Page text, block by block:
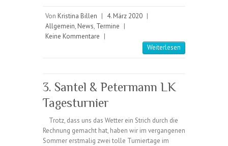
Von Kristina Billen | 4. März 2020 |
Allgemein, News, Termine |
Keine Kommentare |
Weiterlesen
3. Santel & Petermann LK
Tagesturnier
Trotz, dass uns das Wetter ein Strich durch die
Rechnung gemacht hat, haben wir im vergangenen
Sommer erstmalig zwei tolle Turniertage im